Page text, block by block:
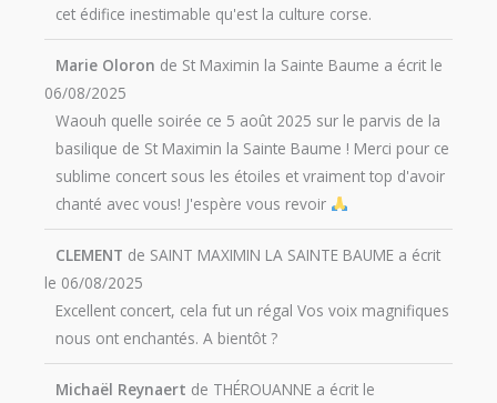
cet édifice inestimable qu'est la culture corse.
Marie Oloron de St Maximin la Sainte Baume a écrit le
06/08/2025
Waouh quelle soirée ce 5 août 2025 sur le parvis de la
basilique de St Maximin la Sainte Baume ! Merci pour ce
sublime concert sous les étoiles et vraiment top d'avoir
chanté avec vous! J'espère vous revoir
CLEMENT de SAINT MAXIMIN LA SAINTE BAUME a écrit
le 06/08/2025
Excellent concert, cela fut un régal Vos voix magnifiques
nous ont enchantés. A bientôt ?
Michaël Reynaert de THÉROUANNE a écrit le